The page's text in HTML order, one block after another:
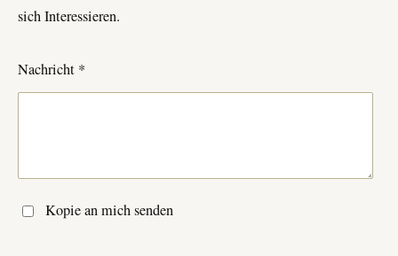
sich Interessieren.
Nachricht *
Kopie an mich senden